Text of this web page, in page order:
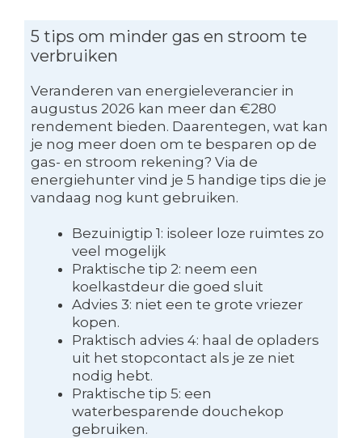
5 tips om minder gas en stroom te
verbruiken
Veranderen van energieleverancier in
augustus 2026 kan meer dan €280
rendement bieden. Daarentegen, wat kan
je nog meer doen om te besparen op de
gas- en stroom rekening? Via de
energiehunter vind je 5 handige tips die je
vandaag nog kunt gebruiken.
Bezuinigtip 1: isoleer loze ruimtes zo
veel mogelijk
Praktische tip 2: neem een
koelkastdeur die goed sluit
Advies 3: niet een te grote vriezer
kopen.
Praktisch advies 4: haal de opladers
uit het stopcontact als je ze niet
nodig hebt.
Praktische tip 5: een
waterbesparende douchekop
gebruiken.